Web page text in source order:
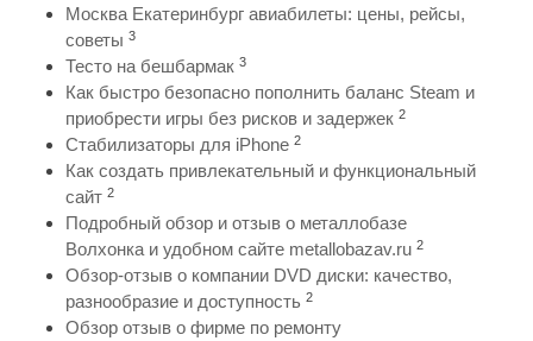
Москва Екатеринбург авиабилеты: цены, рейсы,
советы 3
Тесто на бешбармак 3
Как быстро безопасно пополнить баланс Steam и
приобрести игры без рисков и задержек 2
Стабилизаторы для iPhone 2
Как создать привлекательный и функциональный
сайт 2
Подробный обзор и отзыв о металлобазе
Волхонка и удобном сайте metallobazav.ru 2
Обзор-отзыв о компании DVD диски: качество,
разнообразие и доступность 2
Обзор отзыв о фирме по ремонту